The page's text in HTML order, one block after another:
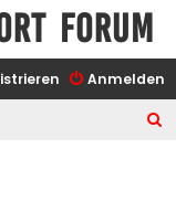
Forum
Anmelden